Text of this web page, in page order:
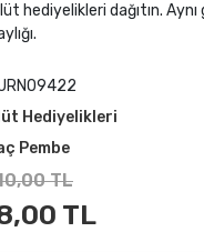
hediyelikleri dağıtın.
Hediyelikleri
Pembe
TL
TL